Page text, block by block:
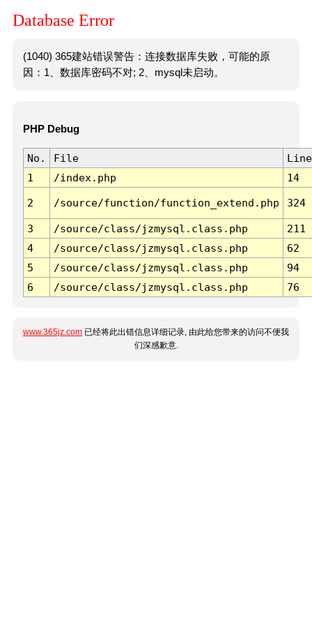
Database Error
(1040) 365建站错误警告：连接数据库失败，可能的原
因：1、数据库密码不对; 2、mysql未启动。
PHP Debug
No. File
Line
1
/index.php 14
2 /source/function/function_extend.php 324
3 /source/class/jzmysql.class.php
211
4
/source/class/jzmysql.class.php
62
5
/source/class/jzmysql.class.php
94
6
/source/class/jzmysql.class.php 76
www.365jz.com 已经将此出错信息详细记录, 由此给您带来的访问不便我
们深感歉意.